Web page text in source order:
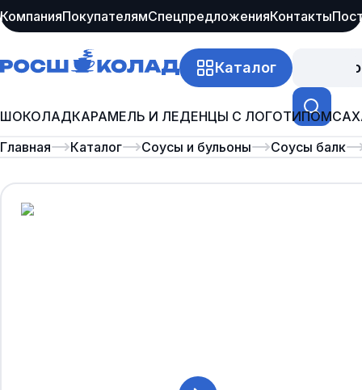
КомпанияПокупателямСпецпредложенияКонтакты
Каталог
ШОКОЛАДКАРАМЕЛЬ И ЛЕДЕНЦЫ С ЛОГОТИПОМ
Главная
Каталог Соусы и бульоны Соусы балк